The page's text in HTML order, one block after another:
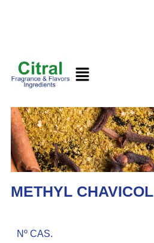
METHYL CHAVICOL
Nº CAS.​